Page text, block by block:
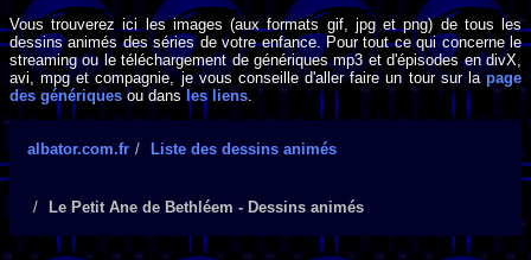
Vous trouverez ici les images (aux formats gif, jpg et png) de tous les
dessins animés des séries de votre enfance. Pour tout ce qui concerne le
streaming ou le téléchargement de génériques mp3 et d'épisodes en divX,
avi, mpg et compagnie, je vous conseille d'aller faire un tour sur lapage
des génériques ou dans les liens
albator.com.fr Liste des dessins animés
Le Petit Ane de Bethléem - Dessins animés